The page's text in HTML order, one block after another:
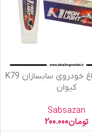
پولیش چراغ خودروی سابسازان K79
کیوان
Sabsazan
تومان200.000